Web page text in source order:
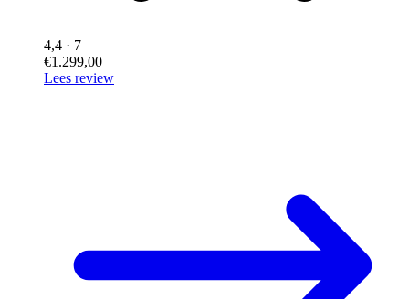
4,4 · 7
€1.299,00
Lees review